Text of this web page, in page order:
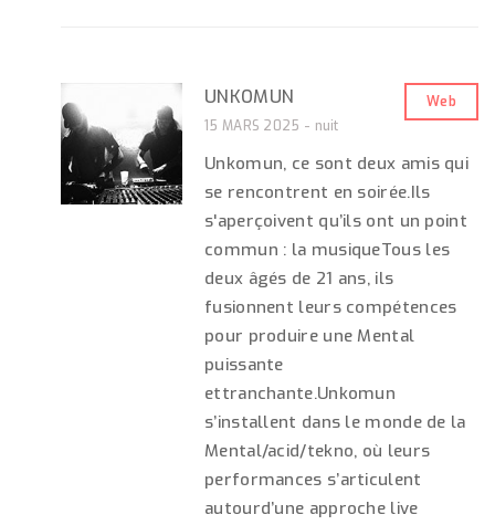
UNKOMUN
Web
15 MARS 2025 - nuit
Unkomun, ce sont deux amis qui
se rencontrent en soirée.Ils
s'aperçoivent qu’ils ont un point
commun : la musiqueTous les
deux âgés de 21 ans, ils
fusionnent leurs compétences
pour produire une Mental
puissante
ettranchante.Unkomun
s’installent dans le monde de la
Mental/acid/tekno, où leurs
performances s’articulent
autourd’une approche live